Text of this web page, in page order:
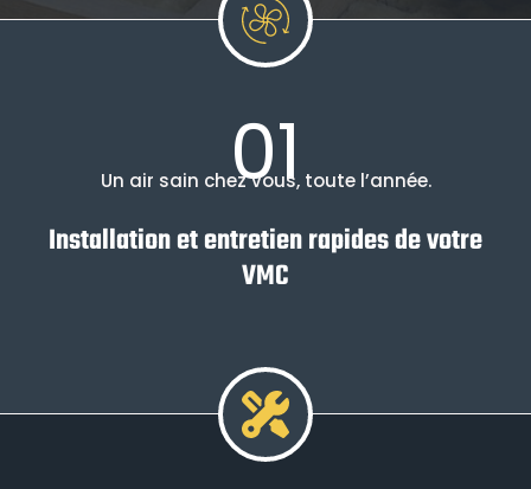
01
Un air sain chez vous, toute l’année.
Installation et entretien rapides de votre
VMC